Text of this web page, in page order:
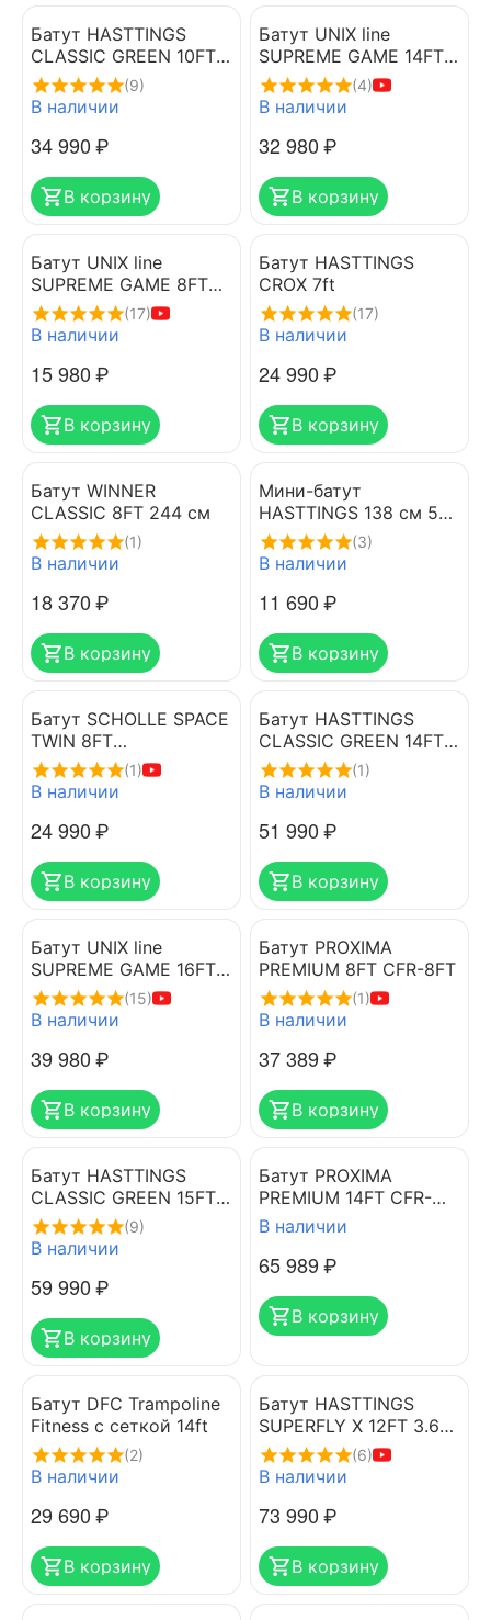
Батут HASTTINGS
CLASSIC GREEN 10FT
(3.05 м)
(9)
В наличии
34 990₽
В корзину
Батут UNIX line
SUPREME GAME 14FT
(green)
(4)
В наличии
32 980₽
В корзину
Батут UNIX line
SUPREME GAME 8FT
(green)
(17)
В наличии
15 980₽
В корзину
Батут HASTTINGS
CROX 7ft
(17)
В наличии
24 990₽
В корзину
Батут WINNER
CLASSIC 8FT 244 см
(1)
В наличии
18 370₽
В корзину
Мини-батут
HASTTINGS 138 см 54"
с защитной сеткой
(3)
В наличии
11 690₽
В корзину
Батут SCHOLLE SPACE
TWIN 8FT
GREEN/ORANGE
(1)
В наличии
24 990₽
В корзину
Батут HASTTINGS
CLASSIC GREEN 14FT
(4.26 м)
(1)
В наличии
51 990₽
В корзину
Батут UNIX line
SUPREME GAME 16FT
(green)
(15)
В наличии
39 980₽
В корзину
Батут PROXIMA
PREMIUM 8FT CFR-8FT
(1)
В наличии
37 389₽
В корзину
Батут HASTTINGS
CLASSIC GREEN 15FT
(4.6 м)
(9)
В наличии
59 990₽
В корзину
Батут PROXIMA
PREMIUM 14FT CFR-
14FT
В наличии
65 989₽
В корзину
Батут DFC Trampoline
Fitness с сеткой 14ft
(2)
В наличии
29 690₽
В корзину
Батут HASTTINGS
SUPERFLY X 12FT 3.66
м
(6)
В наличии
73 990₽
В корзину